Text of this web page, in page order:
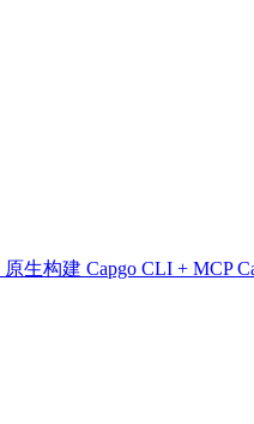
原生构建 Capgo CLI + MCP